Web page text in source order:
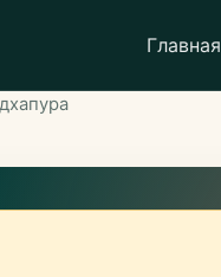
Главная